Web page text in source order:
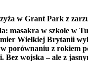
w Grant Park z
masakra w szkole w
Wielkiej Brytanii
w porównaniu z
wojska – ale z